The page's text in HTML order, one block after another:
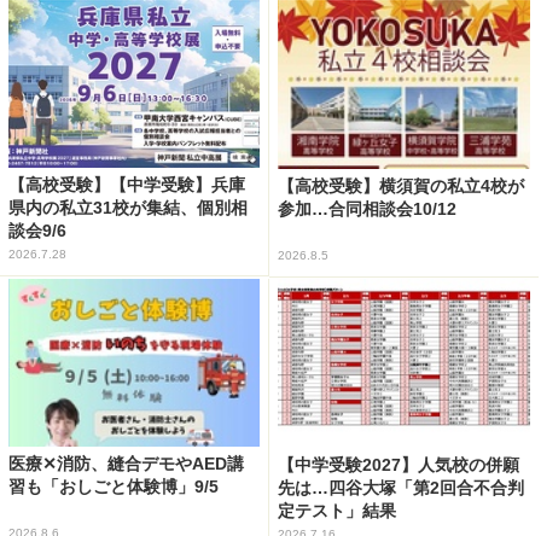
【高校受験】【中学受験】兵庫
県内の私立31校が集結、個別相
談会9/6
2026.7.28
【高校受験】横須賀の私立4校が
参加…合同相談会10/12
2026.8.5
医療✕消防、縫合デモやAED講
習も「おしごと体験博」9/5
【中学受験2027】人気校の併願
先は…四谷大塚「第2回合不合判
定テスト」結果